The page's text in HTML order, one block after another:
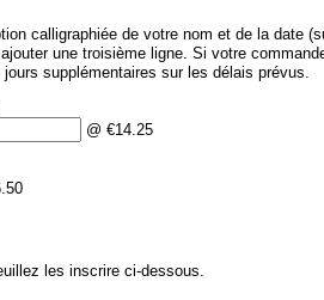
calligraphiée de votre nom et de la date
une troisième ligne. Si votre
supplémentaires sur les délais prévus.
@ €14.25
les inscrire ci-dessous.